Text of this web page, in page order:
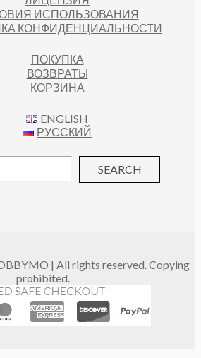
ИСПОЛЬЗОВАНИЯ
КОНФИДЕНЦИАЛЬНОСТИ
ПОКУПКА
ВОЗВРАТЫ
КОРЗИНА
ENGLISH
РУССКИЙ
SEARCH
| All rights reserved. Copying
prohibited.